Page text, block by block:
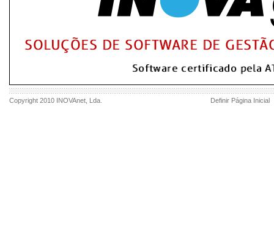
Copyright 2010 INOVAnet , Lda. Definir Página Inicial